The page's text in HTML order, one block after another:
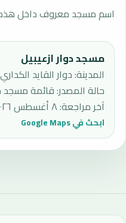
اسم مسجد معروف داخل هذه
مسجد دوار ازعيبيل
المدينة: دوار القايد
حالة المصدر:قائمة مسجد
آخر مراجعة:٨ أغسطس ٢٠٢٦ في ١٢:١٦ ص
ابحث في Google Maps